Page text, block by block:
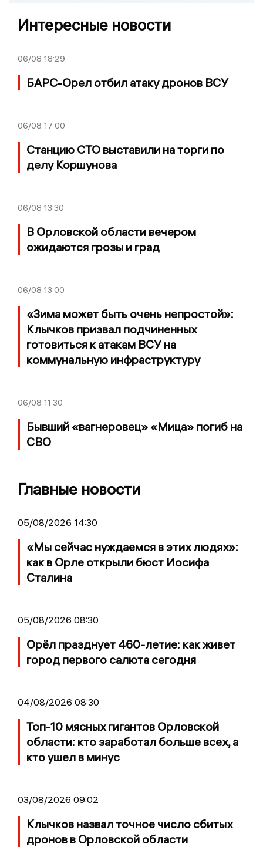
Интересные новости
06/08 18:29
БАРС-Орел отбил атаку дронов ВСУ
06/08 17:00
Станцию СТО выставили на торги по
делу Коршунова
06/08 13:30
В Орловской области вечером
ожидаются грозы и град
06/08 13:00
«Зима может быть очень непростой»:
Клычков призвал подчиненных
готовиться к атакам ВСУ на
коммунальную инфраструктуру
06/08 11:30
Бывший «вагнеровец» «Мица» погиб на
СВО
Главные новости
05/08/2026 14:30
«Мы сейчас нуждаемся в этих людях»:
как в Орле открыли бюст Иосифа
Сталина
05/08/2026 08:30
Орёл празднует 460-летие: как живет
город первого салюта сегодня
04/08/2026 08:30
Топ-10 мясных гигантов Орловской
области: кто заработал больше всех, а
кто ушел в минус
03/08/2026 09:02
Клычков назвал точное число сбитых
дронов в Орловской области